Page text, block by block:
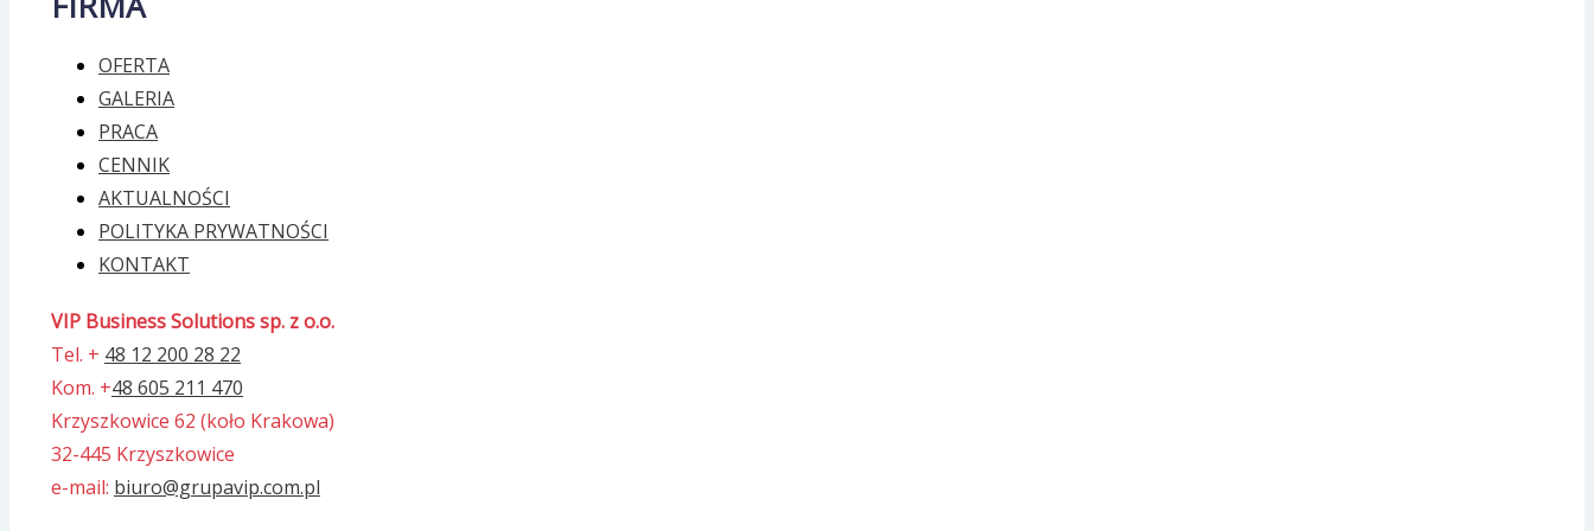
OFERTA
GALERIA
PRACA
CENNIK
AKTUALNOŚCI
POLITYKA PRYWATNOŚCI
KONTAKT
VIP Business Solutions sp. z o.o.
Tel. + 48 12 200 28 22
Kom. +48 605 211 470
Krzyszkowice 62 (koło Krakowa)
32-445 Krzyszkowice
e-mail: biuro@grupavip.com.pl